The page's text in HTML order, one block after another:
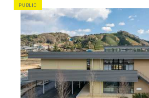
PUBLIC